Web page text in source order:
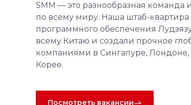
SMM — это разнообразная
по всему миру. Наша штаб-квартира
программного обеспечения
всему Китаю и создали прочное
компаниями в Сингапуре,
Корее.
Посмотреть вакансии